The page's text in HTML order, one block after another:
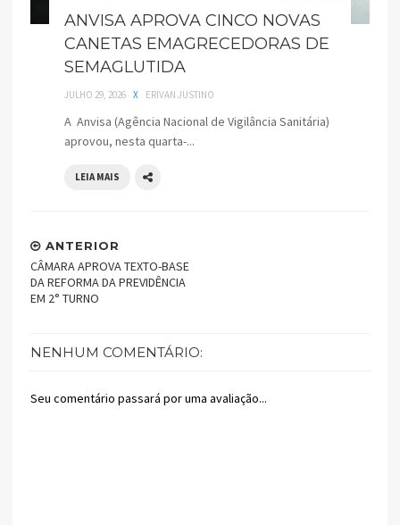
ANVISA APROVA CINCO NOVAS
CANETAS EMAGRECEDORAS DE
SEMAGLUTIDA
JULHO 29, 2026 X ERIVAN JUSTINO
A Anvisa (Agência Nacional de Vigilância Sanitária)
aprovou, nesta quarta-...
LEIA MAIS
ANTERIOR
CÂMARA APROVA TEXTO-BASE
DA REFORMA DA PREVIDÊNCIA
EM 2° TURNO
NENHUM COMENTÁRIO:
Seu comentário passará por uma avaliação...